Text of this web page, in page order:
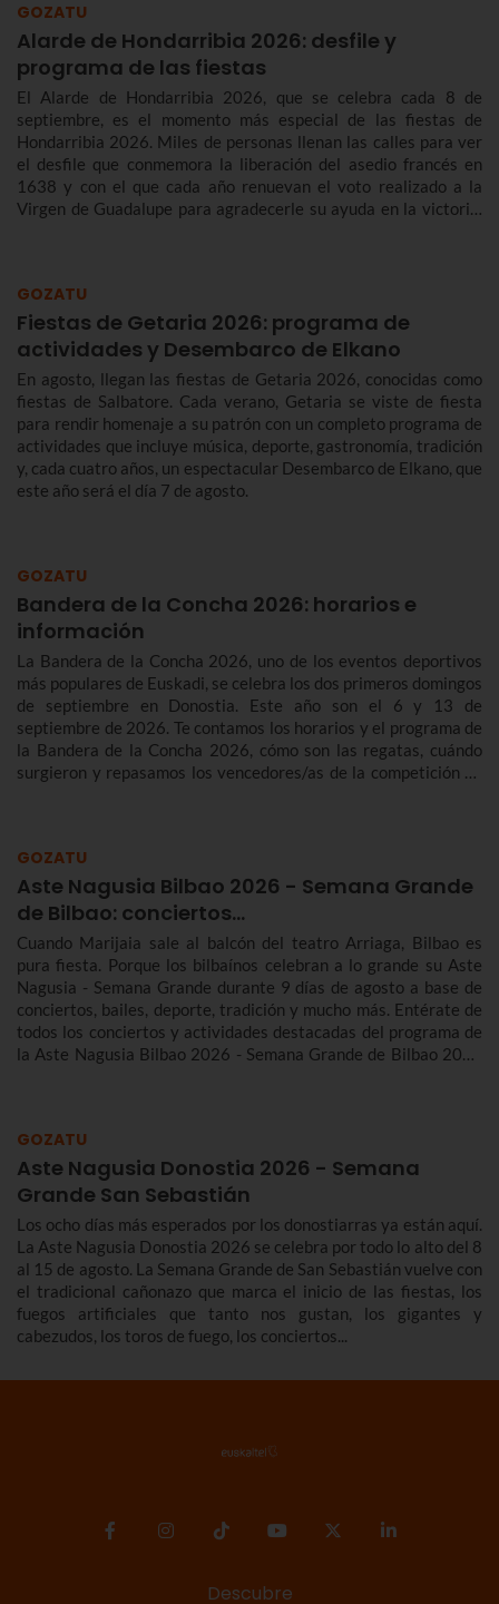
GOZATU
Alarde de Hondarribia 2026: desfile y
programa de las fiestas
El Alarde de Hondarribia 2026, que se celebra cada 8 de
septiembre, es el momento más especial de las fiestas de
Hondarribia 2026. Miles de personas llenan las calles para ver
el desfile que conmemora la liberación del asedio francés en
1638 y con el que cada año renuevan el voto realizado a la
Virgen de Guadalupe para agradecerle su ayuda en la victoria.
septiembre.
GOZATU
Fiestas de Getaria 2026: programa de
actividades y Desembarco de Elkano
En agosto, llegan las fiestas de Getaria 2026, conocidas como
fiestas de Salbatore. Cada verano, Getaria se viste de fiesta
para rendir homenaje a su patrón con un completo programa de
actividades que incluye música, deporte, gastronomía, tradición
y, cada cuatro años, un espectacular Desembarco de Elkano, que
este año será el día 7 de agosto.
GOZATU
Bandera de la Concha 2026: horarios e
información
La Bandera de la Concha 2026, uno de los eventos deportivos
más populares de Euskadi, se celebra los dos primeros domingos
de septiembre en Donostia. Este año son el 6 y 13 de
septiembre de 2026. Te contamos los horarios y el programa de
la Bandera de la Concha 2026, cómo son las regatas, cuándo
surgieron y repasamos los vencedores/as de la competición de
GOZATU
Aste Nagusia Bilbao 2026 - Semana Grande
de Bilbao: conciertos…
Cuando Marijaia sale al balcón del teatro Arriaga, Bilbao es
pura fiesta. Porque los bilbaínos celebran a lo grande su Aste
Nagusia - Semana Grande durante 9 días de agosto a base de
conciertos, bailes, deporte, tradición y mucho más. Entérate de
todos los conciertos y actividades destacadas del programa de
la Aste Nagusia Bilbao 2026 - Semana Grande de Bilbao 2026
GOZATU
Aste Nagusia Donostia 2026 - Semana
Grande San Sebastián
Los ocho días más esperados por los donostiarras ya están aquí.
La Aste Nagusia Donostia 2026 se celebra por todo lo alto del 8
al 15 de agosto. La Semana Grande de San Sebastián vuelve con
el tradicional cañonazo que marca el inicio de las fiestas, los
fuegos artificiales que tanto nos gustan, los gigantes y
cabezudos, los toros de fuego, los conciertos...
Descubre